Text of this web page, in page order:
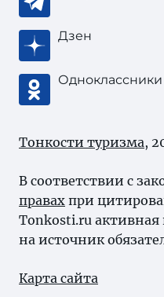
Дзен
Одноклассники
Тонкости туризма,
В соответствии с
правах при
Tonkosti.ru активная
на источник
Карта сайта